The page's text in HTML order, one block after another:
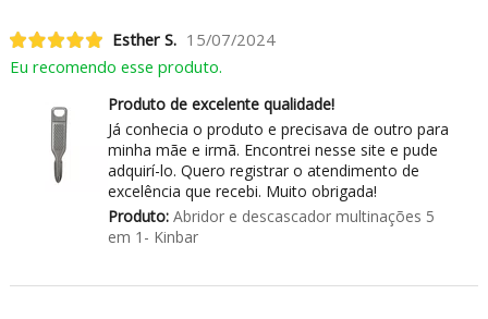
Esther S. 15/07/2024
Eu recomendo esse produto.
Produto de excelente qualidade!
Já conhecia o produto e precisava de outro para
minha mãe e irmã. Encontrei nesse site e pude
adquirí-lo. Quero registrar o atendimento de
excelência que recebi. Muito obrigada!
Produto:Abridor e descascador multinações 5
em 1- Kinbar